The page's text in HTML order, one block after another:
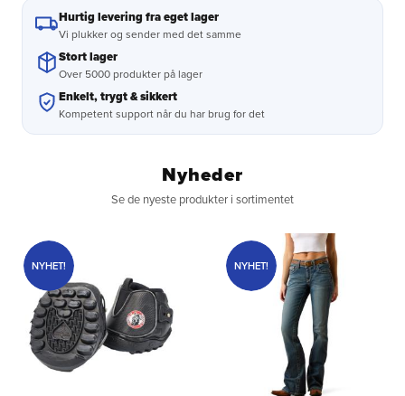
Hurtig levering fra eget lager
Vi plukker og sender med det samme
Stort lager
Over 5000 produkter på lager
Enkelt, trygt & sikkert
Kompetent support når du har brug for det
Nyheder
Se de nyeste produkter i sortimentet
NYHET! NYHET!